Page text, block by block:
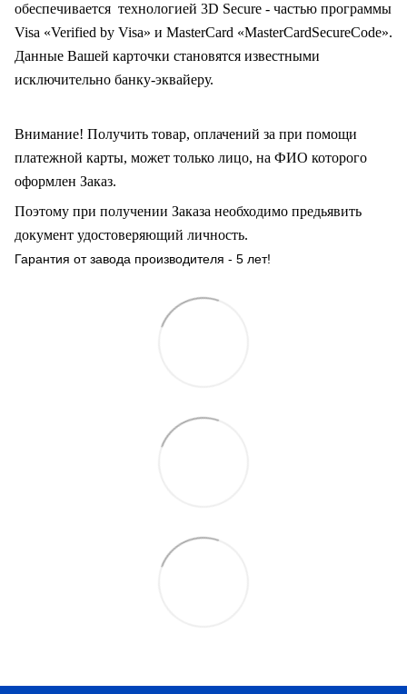
обеспечивается технологией 3D Secure - частью программы
Visa «Verified by Visa» и MasterCard «MasterCardSecureCode».
Данные Вашей карточки становятся известными
исключительно банку-эквайеру.
Внимание! Получить товар, оплачений за при помощи
платежной карты, может только лицо, на ФИО которого
оформлен Заказ.
Поэтому при получении Заказа необходимо предьявить
документ удостоверяющий личность.
Гарантия от завода производителя - 5 лет!